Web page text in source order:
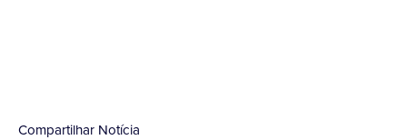
Compartilhar Notícia